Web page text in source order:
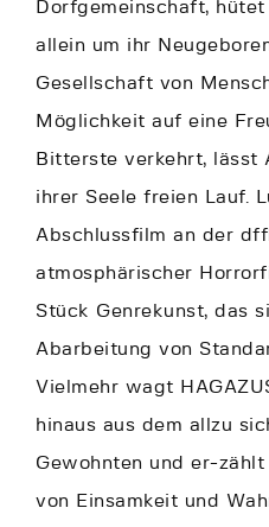
Dorfgemeinschaft,
allein um ihr
Gesellschaft von
Möglichkeit auf eine
Bitterste verkehrt, lässt
ihrer Seele freien Lauf.
Abschlussfilm an der
atmosphärischer
Stück Genrekunst, das
Abarbeitung von
Vielmehr wagt
hinaus aus dem allzu
Gewohnten und er-
von Einsamkeit und